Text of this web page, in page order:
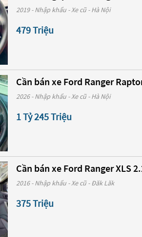
2019 - Nhập khẩu - Xe cũ - Hà Nội
479 Triệu
Cần bán xe Ford Ranger
2026 - Nhập khẩu - Xe cũ - Hà Nội
1 Tỷ 245 Triệu
Cần bán xe Ford Ranger XLS
2016 - Nhập khẩu - Xe cũ - Đăk Lăk
375 Triệu